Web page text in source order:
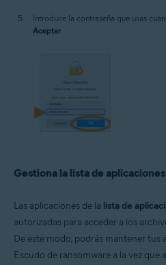
Introduce la contraseña que usas
Aceptar
Gestiona la lista de
Las aplicaciones de la lista de
autorizadas para acceder a los
De este modo, podrás mantener tus
Escudo de ransomware a la vez que